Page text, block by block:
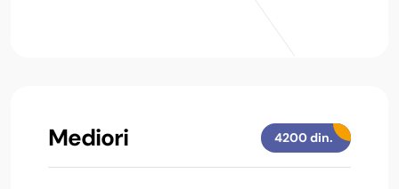
Mediori 4200 din.